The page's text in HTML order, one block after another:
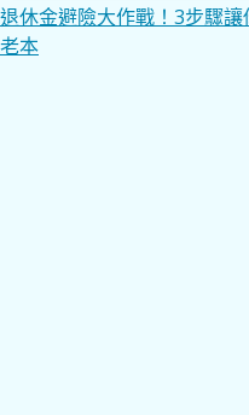
文
章
退休金避險大作戰！3步驟
老本